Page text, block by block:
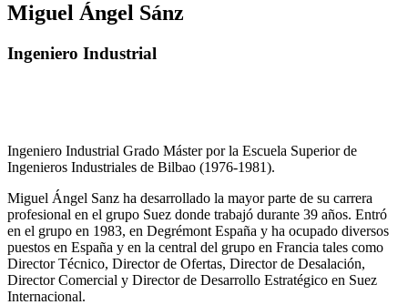
Miguel Ángel Sánz
Ingeniero Industrial
Ingeniero Industrial Grado Máster por la Escuela Superior de
Ingenieros Industriales de Bilbao (1976-1981).
Miguel Ángel Sanz ha desarrollado la mayor parte de su carrera
profesional en el grupo Suez donde trabajó durante 39 años. Entró
en el grupo en 1983, en Degrémont España y ha ocupado diversos
puestos en España y en la central del grupo en Francia tales como
Director Técnico, Director de Ofertas, Director de Desalación,
Director Comercial y Director de Desarrollo Estratégico en Suez
Internacional.